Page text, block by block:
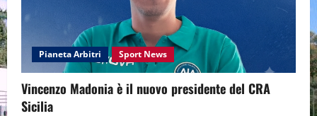
Pianeta Arbitri Sport News
Vincenzo Madonia è il nuovo presidente del CRA
Sicilia